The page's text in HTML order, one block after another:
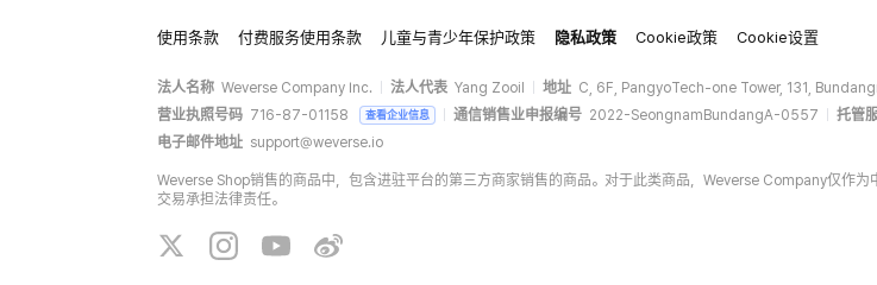
使用条款 付费服务使用条款 儿童与青少年保护政策 隐私政策 Cookie政策 Cookie设置
法人名称 Weverse Company Inc. 法人代表 Yang Zooil 地址 C, 6F, PangyoTech-one Tower, 131,
营业执照号码 716-87-01158 查看企业信息 通信销售业申报编号 2022-SeongnamBundangA-0557 托管
电子邮件地址 support@weverse.io
Weverse Shop销售的商品中，包含进驻平台的第三方商家销售的商品。对于此类商品，Weverse Company仅作
交易承担法律责任。